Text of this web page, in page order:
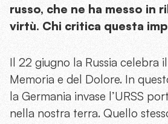
russo, che ne ha messo in
virtù. Chi critica questa
Il 22 giugno la Russia celebra
Memoria e del Dolore. In
la Germania invase l’URSS
nella nostra terra. Quello